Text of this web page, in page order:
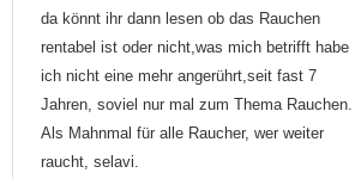
da könnt ihr dann lesen ob das Rauchen
rentabel ist oder nicht,was mich betrifft habe
ich nicht eine mehr angerührt,seit fast 7
Jahren, soviel nur mal zum Thema Rauchen.
Als Mahnmal für alle Raucher, wer weiter
raucht, selavi.